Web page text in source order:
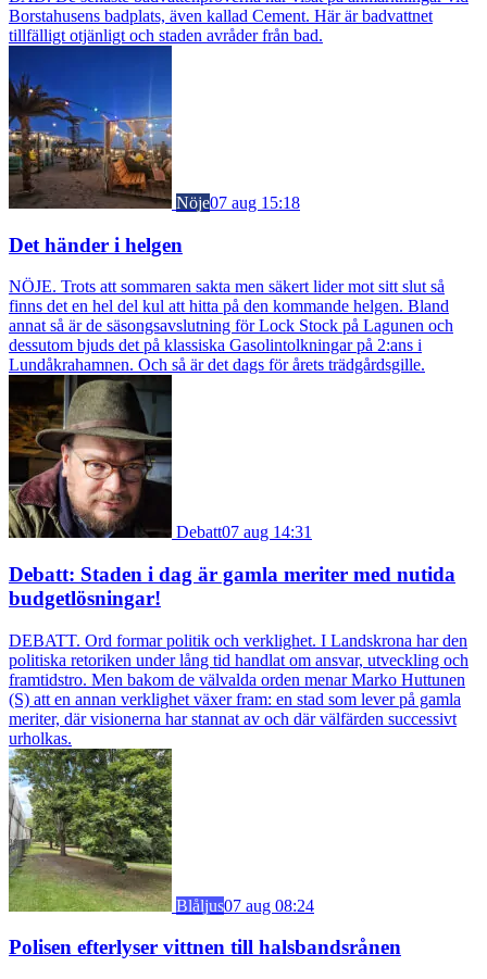
Borstahusens badplats, även kallad Cement. Här är badvattnet
tillfälligt otjänligt och staden avråder från bad.
Nöje07 aug 15:18
Det händer i helgen
NÖJE. Trots att sommaren sakta men säkert lider mot sitt slut så
finns det en hel del kul att hitta på den kommande helgen. Bland
annat så är de säsongsavslutning för Lock Stock på Lagunen och
dessutom bjuds det på klassiska Gasolintolkningar på 2:ans i
Lundåkrahamnen. Och så är det dags för årets trädgårdsgille.
Debatt07 aug 14:31
Debatt: Staden i dag är gamla meriter med nutida
budgetlösningar!
DEBATT. Ord formar politik och verklighet. I Landskrona har den
politiska retoriken under lång tid handlat om ansvar, utveckling och
framtidstro. Men bakom de välvalda orden menar Marko Huttunen
(S) att en annan verklighet växer fram: en stad som lever på gamla
meriter, där visionerna har stannat av och där välfärden successivt
urholkas.
Blåljus07 aug 08:24
Polisen efterlyser vittnen till halsbandsrånen